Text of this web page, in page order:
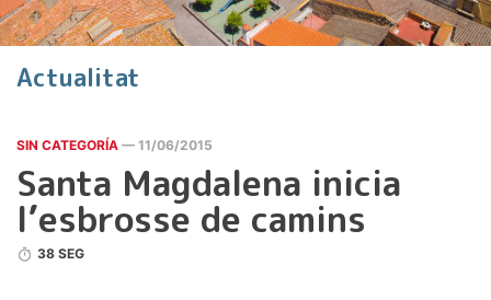
Actualitat
SIN CATEGORÍA — 11/06/2015
Santa Magdalena inicia
l’esbrosse de camins
38 SEG